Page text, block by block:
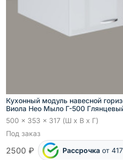
Кухонный модуль навесной
Виола Нео Мыло Г-500
500 x 353 x 317 (Ш x В x Г)
Под заказ
2500 ₽ Рассрочка от